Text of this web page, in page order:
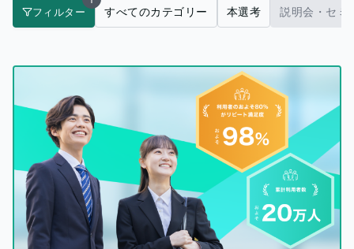
フィルター すべてのカテゴリー 本選考 説明会・セミ